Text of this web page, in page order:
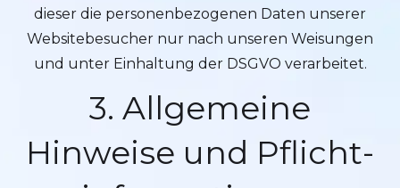
dieser die personenbezogenen Daten unserer
Websitebesucher nur nach unseren Weisungen
und unter Einhaltung der DSGVO verarbeitet.
3. Allgemeine
Hinweise und Pflicht­